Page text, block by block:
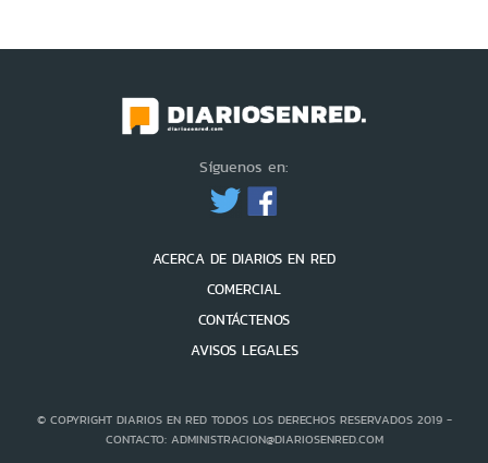
Síguenos en:
ACERCA DE DIARIOS EN RED
COMERCIAL
CONTÁCTENOS
AVISOS LEGALES
© COPYRIGHT DIARIOS EN RED TODOS LOS DERECHOS RESERVADOS 2019 -
CONTACTO: ADMINISTRACION@DIARIOSENRED.COM